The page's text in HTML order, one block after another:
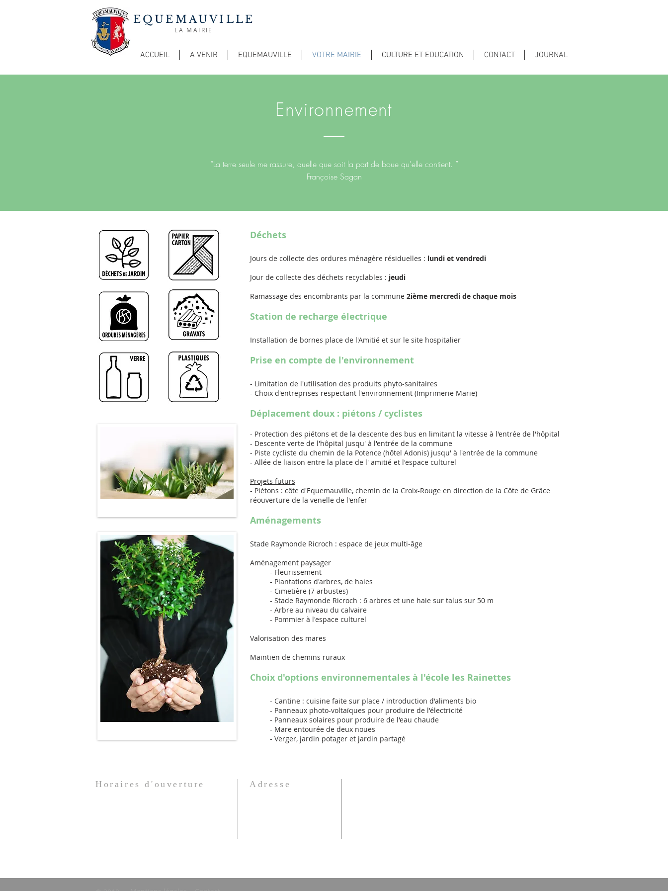
EQUEMAUVILLE
LA MAIRIE
ACCUEIL A VENIR EQUEMAUVILLE VOTRE MAIRIE CULTURE ET EDUCATION CONTACT JOURNAL
Environnement
“La terre seule me rassure, quelle que soit la part de boue qu'elle contient. ”
Françoise Sagan
Déchets
Jours de collecte des ordures ménagère résiduelles : lundi et vendredi
Jour de collecte des déchets recyclables : jeudi
Ramassage des encombrants par la commune 2ième mercredi de chaque mois
Station de recharge électrique
Installation de bornes place de l'Amitié et sur le site hospitalier
Prise en compte de l'environnement
- Limitation de l'utilisation des produits phyto-sanitaires
- Choix d'entreprises respectant l'environnement (Imprimerie Marie)
Déplacement doux : piétons / cyclistes
- Protection des piétons et de la descente des bus en limitant la vitesse à l'entrée de l'hôpital
- Descente verte de l'hôpital jusqu' à l'entrée de la commune
- Piste cycliste du chemin de la Potence (hôtel Adonis) jusqu' à l'entrée de la commune
- Allée de liaison entre la place de l' amitié et l'espace culturel
Projets futurs
- Piétons : côte d'Equemauville, chemin de la Croix-Rouge en direction de la Côte de Grâce
réouverture de la venelle de l'enfer
Aménagements
Stade Raymonde Ricroch : espace de jeux multi-âge
Aménagement paysager
- Fleurissement
- Plantations d'arbres, de haies
- Cimetière (7 arbustes)
- Stade Raymonde Ricroch : 6 arbres et une haie sur talus sur 50 m
- Arbre au niveau du calvaire
- Pommier à l'espace culturel
Valorisation des mares
Maintien de chemins ruraux
Choix d'options environnementales à l'école les Rainettes
- Cantine : cuisine faite sur place / introduction d'aliments bio
- Panneaux photo-voltaïques pour produire de l'électricité
- Panneaux solaires pour produire de l'eau chaude
- Mare entourée de deux noues
- Verger, jardin potager et jardin partagé
Horaires d'ouverture Adresse